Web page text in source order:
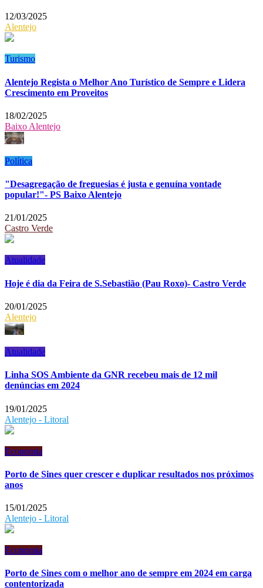
12/03/2025
Alentejo
Turismo
Alentejo Regista o Melhor Ano Turístico de Sempre e Lidera
Crescimento em Proveitos
18/02/2025
Baixo Alentejo
Política
"Desagregação de freguesias é justa e genuína vontade
popular!"- PS Baixo Alentejo
21/01/2025
Castro Verde
Atualidade
Hoje é dia da Feira de S.Sebastião (Pau Roxo)- Castro Verde
20/01/2025
Alentejo
Atualidade
Linha SOS Ambiente da GNR recebeu mais de 12 mil
denúncias em 2024
19/01/2025
Alentejo - Litoral
Economia
Porto de Sines quer crescer e duplicar resultados nos próximos
anos
15/01/2025
Alentejo - Litoral
Economia
Porto de Sines com o melhor ano de sempre em 2024 em carga
contentorizada